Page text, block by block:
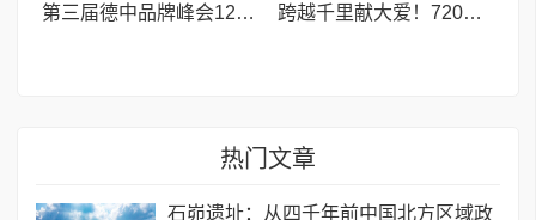
第三届德中品牌峰会12月将在柏林举办，聚焦人工智能时代品牌全球化发展 跨越千里献大爱！720光明行助力喀什150名白内障老人重获清晰视界
热门文章
石峁遗址：从四千年前中国北方区域政